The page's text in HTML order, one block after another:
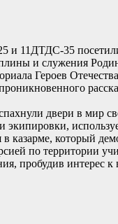
и 11ДТДС-35
и служения
Героев
двери в мир
экипировки,
казарме, который
по территории
пробудив